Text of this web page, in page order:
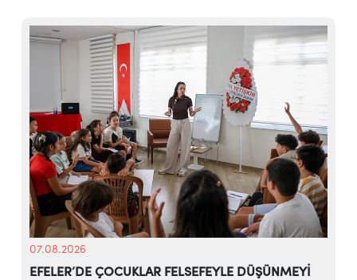
07.08.2026
EFELER’DE ÇOCUKLAR FELSEFEYLE DÜŞÜNMEYİ